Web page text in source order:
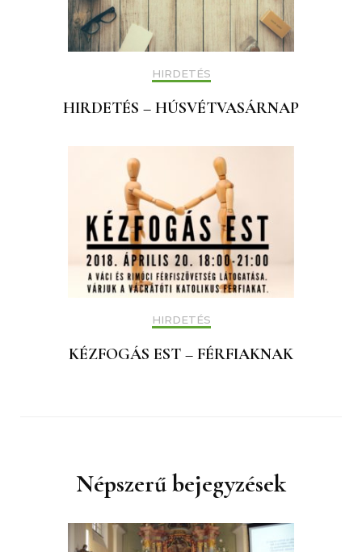
HIRDETÉS
HIRDETÉS – HÚSVÉTVASÁRNAP
HIRDETÉS
KÉZFOGÁS EST – FÉRFIAKNAK
Népszerű bejegyzések